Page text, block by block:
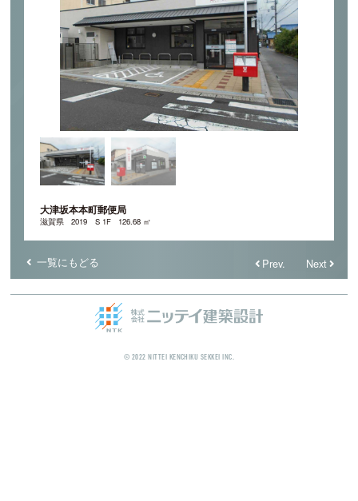
大津坂本本町郵便局
滋賀県 2019 S 1F 126.68 ㎡
一覧にもどる Prev. Next
© 2022 NITTEI KENCHIKU SEKKEI INC.